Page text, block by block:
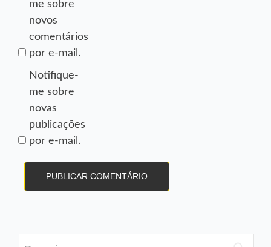
me sobre
novos
comentários
por e-mail.
Notifique-
me sobre
novas
publicações
por e-mail.